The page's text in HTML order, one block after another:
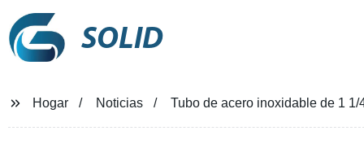
SOLID
Hogar Noticias Tubo de acero inoxidable de 1